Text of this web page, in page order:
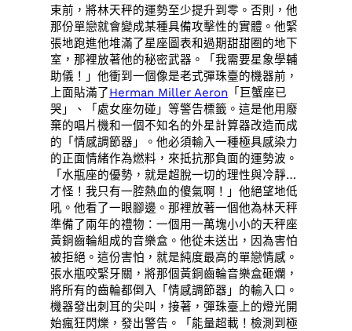
束前，將林天秤的運勢至少提升到零。否則，他
那份單戀就會變成某種具備攻擊性的實體。他緊
張地跑進他堆滿了星座圖表和過期甜甜圈的地下
室，那裡放著他的秘密武器。「我需要星象學輔
助儀！」他衝到一個像是老式彈珠臺的機器前，
上面貼滿了Herman Miller Aeron 「巨蟹座已
哭」、「處女座勿碰」等警告標籤。這是他用廢
棄的唱片機和一個不知名的外星計算器改造而成
的「情感調節器」。他必須輸入一種極具感染力
的正面情緒作為燃料，來抵抗那負面的運勢波。
「水瓶座的優勢，就是超脫一切的理性與冷靜…
才怪！我只有一腔熱血的傻氣啊！」他絕望地低
吼。他看了一眼腳邊。那裡放著一個他為林天秤
準備了兩年的禮物：一個用一萬塊小小的天秤座
黃銅齒輪組成的音樂盒。他從未送出，因為害怕
被拒絕。這份害怕，就是純度最高的單戀情感。
張水瓶咬緊牙關，將那個黃銅齒輪音樂盒砸爛，
將所有的齒輪都倒入「情感調節器」的輸入口。
機器發出刺耳的尖叫，接著，彈珠臺上的燈光開
始瘋狂閃爍，發出警告。「能量超載！檢測到極